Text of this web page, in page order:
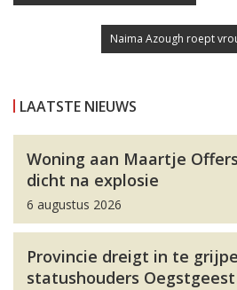
Naima Azough roept
LAATSTE NIEUWS
Woning aan Maartje
dicht na explosie
6 augustus 2026
Provincie dreigt in te
statushouders Oegstgeest